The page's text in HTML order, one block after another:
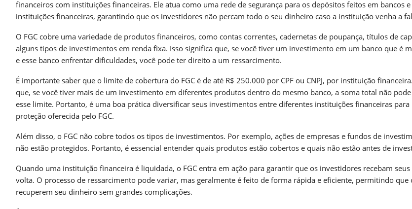
financeiros com instituições financeiras. Ele atua como uma rede de segurança para os depósitos feitos em bancos
instituições financeiras, garantindo que os investidores não percam todo o seu dinheiro caso a instituição venha a
O FGC cobre uma variedade de produtos financeiros, como contas correntes, cadernetas de poupança, títulos de
alguns tipos de investimentos em renda fixa. Isso significa que, se você tiver um investimento em um banco que é
e esse banco enfrentar dificuldades, você pode ter direito a um ressarcimento.
É importante saber que o limite de cobertura do FGC é de até R$ 250.000 por CPF ou CNPJ, por instituição
que, se você tiver mais de um investimento em diferentes produtos dentro do mesmo banco, a soma total não
esse limite. Portanto, é uma boa prática diversificar seus investimentos entre diferentes instituições financeiras
proteção oferecida pelo FGC.
Além disso, o FGC não cobre todos os tipos de investimentos. Por exemplo, ações de empresas e fundos de
não estão protegidos. Portanto, é essencial entender quais produtos estão cobertos e quais não estão antes de
Quando uma instituição financeira é liquidada, o FGC entra em ação para garantir que os investidores recebam
volta. O processo de ressarcimento pode variar, mas geralmente é feito de forma rápida e eficiente, permitindo que
recuperem seu dinheiro sem grandes complicações.